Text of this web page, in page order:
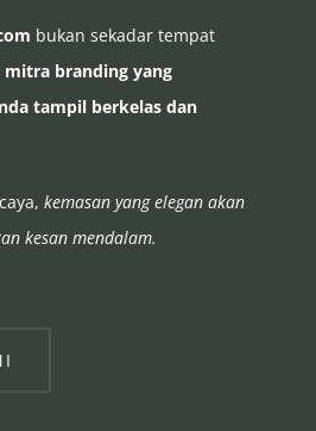
bukan sekadar tempat
mitra branding yang
tampil berkelas dan
kemasan yang elegan akan
kesan mendalam.